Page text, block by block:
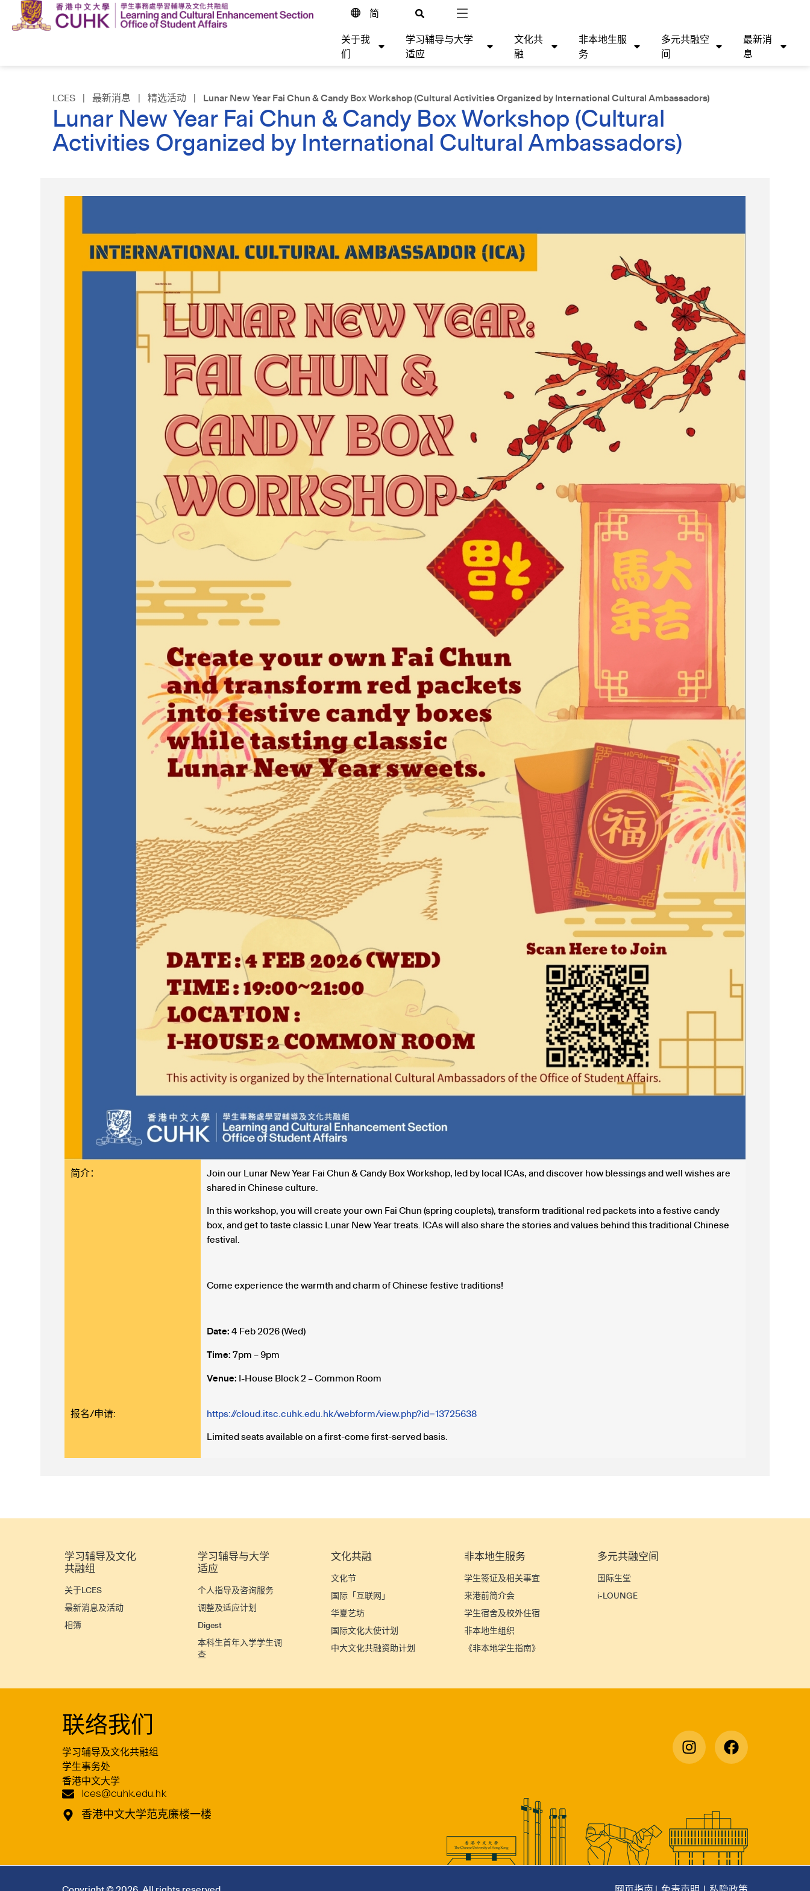
简
关于我
们
学习辅导与大学
适应
文化共
融
非本地生服
务
多元共融空
间
最新消
息
LCES |最新消息 |精选活动 | Lunar New Year Fai Chun & Candy Box Workshop (Cultural Activities Organized by International Cultural Ambassadors)
Lunar New Year Fai Chun & Candy Box Workshop (Cultural
Activities Organized by International Cultural Ambassadors)
简介：
Join our Lunar New Year Fai Chun & Candy Box Workshop, led by local ICAs, and discover how blessings and well wishes are
shared in Chinese culture.
In this workshop, you will create your own Fai Chun (spring couplets), transform traditional red packets into a festive candy
box, and get to taste classic Lunar New Year treats. ICAs will also share the stories and values behind this traditional Chinese
festival.
Come experience the warmth and charm of Chinese festive traditions!
Date: 4 Feb 2026 (Wed)
Time: 7pm – 9pm
Venue: I-House Block 2 – Common Room
报名/申请:
https://cloud.itsc.cuhk.edu.hk/webform/view.php?id=13725638
Limited seats available on a first-come first-served basis.
学习辅导及文化
共融组
关于LCES
最新消息及活动
相簿
学习辅导与大学
适应
个人指导及咨询服务
调整及适应计划
Digest
本科生首年入学学生调
查
文化共融
文化节
国际「互联网」
华夏艺坊
国际文化大使计划
中大文化共融资助计划
非本地生服务
学生签证及相关事宜
来港前简介会
学生宿舍及校外住宿
非本地生组织
《非本地学生指南》
多元共融空间
国际生堂
i-LOUNGE
联络我们
学习辅导及文化共融组
学生事务处
香港中文大学
lces@cuhk.edu.hk
香港中文大学范克廉楼一楼